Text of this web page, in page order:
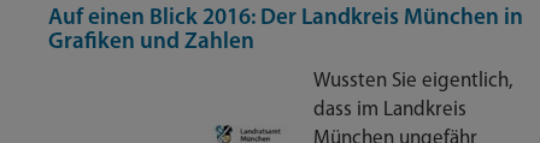
Nachrichten 419
593
Auf einen Blick 2016: Der Landkreis München in
Grafiken und Zahlen
Wussten Sie eigentlich,
dass im Landkreis
München ungefähr